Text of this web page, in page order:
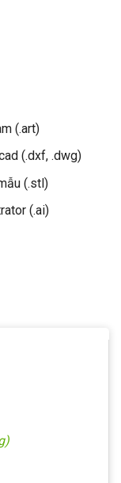
(.art)
(.dxf, .dwg)
(.stl)
(.ai)